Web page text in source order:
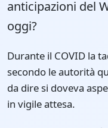
anticipazioni del
oggi?
Durante il COVID la
secondo le autorità
da dire si doveva
in vigile attesa.